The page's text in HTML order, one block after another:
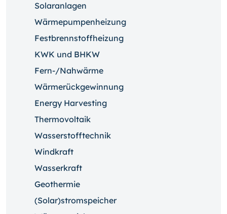
Solaranlagen
Wärmepumpenheizung
Festbrennstoffheizung
KWK und BHKW
Fern-/Nahwärme
Wärmerückgewinnung
Energy Harvesting
Thermovoltaik
Wasserstofftechnik
Windkraft
Wasserkraft
Geothermie
(Solar)stromspeicher